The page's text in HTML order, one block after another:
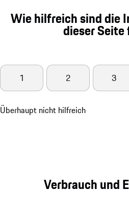
Wie hilfreich sind die
dieser Seite
Überhaupt nicht hilfreich
1 2 3
Verbrauch und